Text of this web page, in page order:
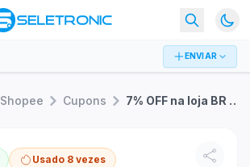
ENVIAR
Shopee Cupons 7% OFF na loja BR Nutrition Foods no Shopee
Usado 8 vezes